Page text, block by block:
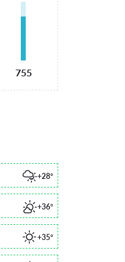
755
+28°
+36°
+35°